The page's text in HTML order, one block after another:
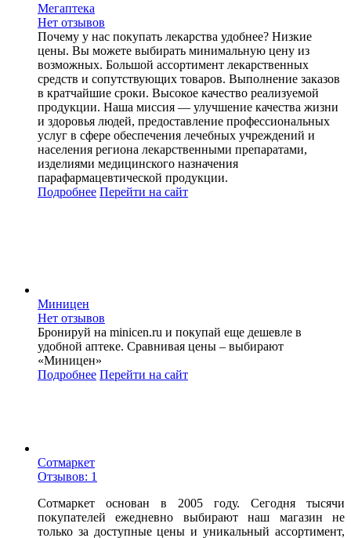
Мегаптека
Нет отзывов
Почему у нас покупать лекарства удобнее? Низкие
цены. Вы можете выбирать минимальную цену из
возможных. Большой ассортимент лекарственных
средств и сопутствующих товаров. Выполнение заказов
в кратчайшие сроки. Высокое качество реализуемой
продукции. Наша миссия — улучшение качества жизни
и здоровья людей, предоставление профессиональных
услуг в сфере обеспечения лечебных учреждений и
населения региона лекарственными препаратами,
изделиями медицинского назначения
парафармацевтической продукции.
Подробнее Перейти на сайт
Миницен
Нет отзывов
Бронируй на minicen.ru и покупай еще дешевле в
удобной аптеке. Сравнивая цены – выбирают
«Миницен»
Подробнее Перейти на сайт
Сотмаркет
Отзывов: 1
Сотмаркет основан в 2005 году. Сегодня тысячи
покупателей ежедневно выбирают наш магазин не
только за доступные цены и уникальный ассортимент,